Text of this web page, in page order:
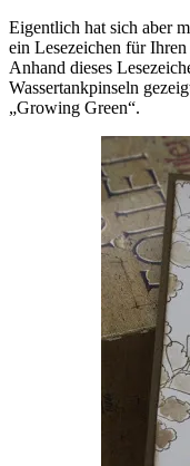
Eigentlich hat sich aber
ein Lesezeichen für
Anhand dieses
Wassertankpinseln
„Growing Green“.